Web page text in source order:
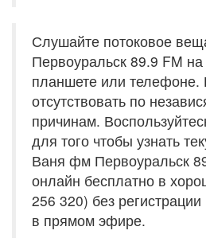
Слушайте потоковое
Первоуральск 89.9 FM
планшете или телефоне.
отсутствовать по
причинам.
для того чтобы узнать
Ваня фм Первоуральск
онлайн бесплатно в
256 320) без
в прямом эфире.